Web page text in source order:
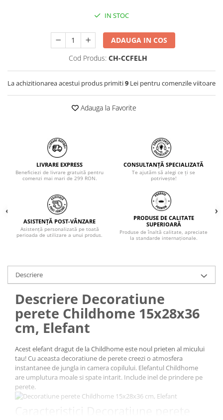
IN STOC
ADAUGA IN COS
Cod Produs: CH-CCFELH
La achizitionarea acestui produs primiti9 Lei pentru comenzile viitoare
Adauga la Favorite
LIVRARE EXPRESS
Beneficiezi de livrare gratuită pentru
comenzi mai mari de 299 RON.
CONSULTANȚĂ SPECIALIZATĂ
Te ajutăm să alegi ce ți se
potrivește!
ASISTENȚĂ POST-VÂNZARE
Asistență personalizată pe toată
perioada de utilizare a unui produs.
PRODUSE DE CALITATE
SUPERIOARĂ
Produse de înaltă calitate, apreciate
la standarde internaționale.
Descriere
Descriere Decoratiune
perete Childhome 15x28x36
cm, Elefant
Acest elefant dragut de la Childhome este noul prieten al micului
tau! Cu aceasta decoratiune de perete creezi o atmosfera
instantanee de jungla in camera copilului. Elefantul Childhome
are umplutura moale si spate intarit. Include inel de prindere pe
perete.